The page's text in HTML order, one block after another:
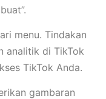
menu. Tindakan
analitik di TikTok
TikTok Anda.
gambaran